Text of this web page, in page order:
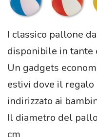
I classico pallone
disponibile in tante
Un gadgets
estivi dove il
indirizzato ai
Il diametro del